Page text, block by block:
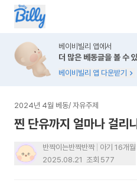
베이비빌리 앱에서
더 많은 베동글을 볼 수
베이비빌리 앱 다운받기
2024년 4월 베동/ 자유주제
찐 단유까지 얼마나 걸리
반짝이는반짝반짝
아기 16개월
2025.08.21 조회 577